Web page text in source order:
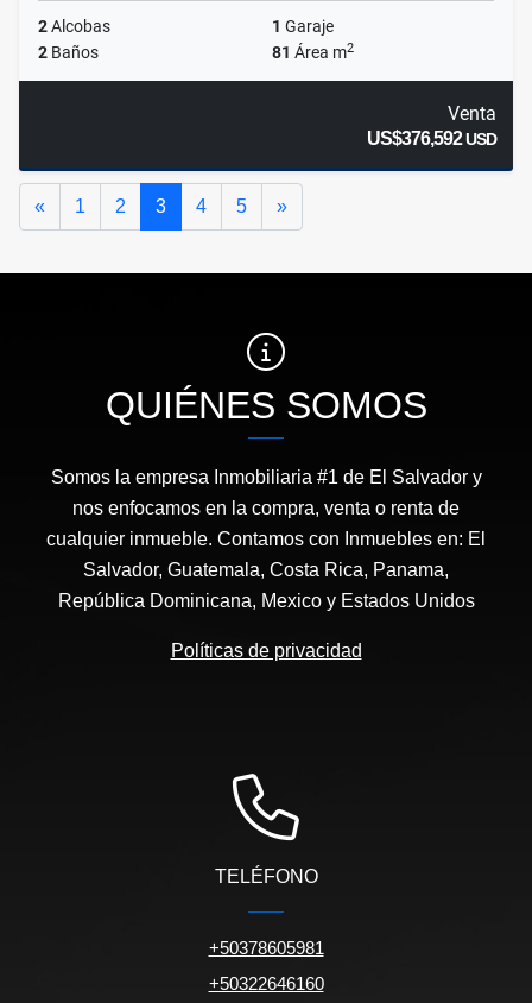
2Alcobas 1 Garaje
2 Baños 81 Área m2
Venta
US$376,592USD
« Anterior
1 2 3 4 5 »Siguiente
QUIÉNES SOMOS
Somos la empresa Inmobiliaria #1 de El Salvador y
nos enfocamos en la compra, venta o renta de
cualquier inmueble. Contamos con Inmuebles en: El
Salvador, Guatemala, Costa Rica, Panama,
República Dominicana, Mexico y Estados Unidos
Políticas de privacidad
TELÉFONO
+50378605981
+50322646160